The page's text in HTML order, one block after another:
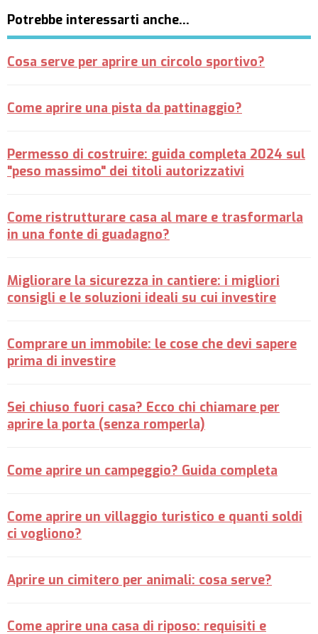
Potrebbe interessarti anche…
Cosa serve per aprire un circolo sportivo?
Come aprire una pista da pattinaggio?
Permesso di costruire: guida completa 2024 sul
"peso massimo" dei titoli autorizzativi
Come ristrutturare casa al mare e trasformarla
in una fonte di guadagno?
Migliorare la sicurezza in cantiere: i migliori
consigli e le soluzioni ideali su cui investire
Comprare un immobile: le cose che devi sapere
prima di investire
Sei chiuso fuori casa? Ecco chi chiamare per
aprire la porta (senza romperla)
Come aprire un campeggio? Guida completa
Come aprire un villaggio turistico e quanti soldi
ci vogliono?
Aprire un cimitero per animali: cosa serve?
Come aprire una casa di riposo: requisiti e